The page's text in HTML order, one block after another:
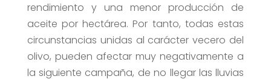
rendimiento y una menor producción de
aceite por hectárea. Por tanto, todas estas
circunstancias unidas al carácter vecero del
olivo, pueden afectar muy negativamente a
la siguiente campaña, de no llegar las lluvias